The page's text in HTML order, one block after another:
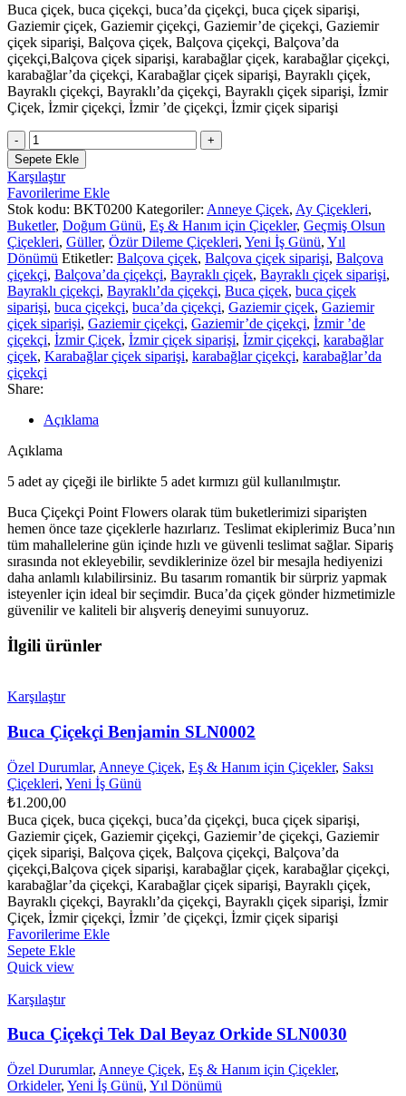
Buca çiçek, buca çiçekçi, buca’da çiçekçi, buca çiçek siparişi,
Gaziemir çiçek, Gaziemir çiçekçi, Gaziemir’de çiçekçi, Gaziemir
çiçek siparişi, Balçova çiçek, Balçova çiçekçi, Balçova’da
çiçekçi,Balçova çiçek siparişi, karabağlar çiçek, karabağlar çiçekçi,
karabağlar’da çiçekçi, Karabağlar çiçek siparişi, Bayraklı çiçek,
Bayraklı çiçekçi, Bayraklı’da çiçekçi, Bayraklı çiçek siparişi, İzmir
Çiçek, İzmir çiçekçi, İzmir ’de çiçekçi, İzmir çiçek siparişi
Buca
Çiçekçi
Ay
Çiçeği
ve
Kırmızı
Gül
Buketi
BKT0200
adet
Sepete Ekle
Karşılaştır
Favorilerime Ekle
Stok kodu: BKT0200 Kategoriler: Anneye Çiçek, Ay Çiçekleri,
Buketler, Doğum Günü, Eş & Hanım için Çiçekler, Geçmiş Olsun
Çiçekleri, Güller, Özür Dileme Çiçekleri, Yeni İş Günü, Yıl
Dönümü Etiketler: Balçova çiçek, Balçova çiçek siparişi, Balçova
çiçekçi, Balçova’da çiçekçi, Bayraklı çiçek, Bayraklı çiçek siparişi,
Bayraklı çiçekçi, Bayraklı’da çiçekçi, Buca çiçek, buca çiçek
siparişi, buca çiçekçi, buca’da çiçekçi, Gaziemir çiçek, Gaziemir
çiçek siparişi, Gaziemir çiçekçi, Gaziemir’de çiçekçi, İzmir ’de
çiçekçi, İzmir Çiçek, İzmir çiçek siparişi, İzmir çiçekçi, karabağlar
çiçek, Karabağlar çiçek siparişi, karabağlar çiçekçi, karabağlar’da
çiçekçi
Share:
Açıklama
Açıklama
5 adet ay çiçeği ile birlikte 5 adet kırmızı gül kullanılmıştır.
Buca Çiçekçi Point Flowers olarak tüm buketlerimizi siparişten
hemen önce taze çiçeklerle hazırlarız. Teslimat ekiplerimiz Buca’nın
tüm mahallelerine gün içinde hızlı ve güvenli teslimat sağlar. Sipariş
sırasında not ekleyebilir, sevdiklerinize özel bir mesajla hediyenizi
daha anlamlı kılabilirsiniz. Bu tasarım romantik bir sürpriz yapmak
isteyenler için ideal bir seçimdir. Buca’da çiçek gönder hizmetimizle
güvenilir ve kaliteli bir alışveriş deneyimi sunuyoruz.
İlgili ürünler
Karşılaştır
Buca Çiçekçi Benjamin SLN0002
Özel Durumlar, Anneye Çiçek, Eş & Hanım için Çiçekler, Saksı
Çiçekleri, Yeni İş Günü
₺1.200,00
Buca çiçek, buca çiçekçi, buca’da çiçekçi, buca çiçek siparişi,
Gaziemir çiçek, Gaziemir çiçekçi, Gaziemir’de çiçekçi, Gaziemir
çiçek siparişi, Balçova çiçek, Balçova çiçekçi, Balçova’da
çiçekçi,Balçova çiçek siparişi, karabağlar çiçek, karabağlar çiçekçi,
karabağlar’da çiçekçi, Karabağlar çiçek siparişi, Bayraklı çiçek,
Bayraklı çiçekçi, Bayraklı’da çiçekçi, Bayraklı çiçek siparişi, İzmir
Çiçek, İzmir çiçekçi, İzmir ’de çiçekçi, İzmir çiçek siparişi
Favorilerime Ekle
Sepete Ekle
Quick view
Karşılaştır
Buca Çiçekçi Tek Dal Beyaz Orkide SLN0030
Özel Durumlar, Anneye Çiçek, Eş & Hanım için Çiçekler,
Orkideler, Yeni İş Günü, Yıl Dönümü